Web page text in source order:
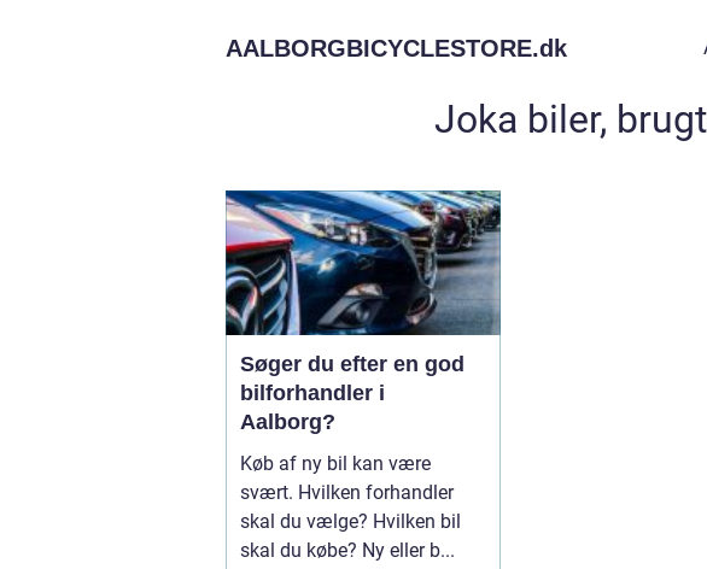
AALBORGBICYCLESTORE.dk
Joka biler,
Søger du efter en god
bilforhandler i
Aalborg?
Køb af ny bil kan være
svært. Hvilken forhandler
skal du vælge? Hvilken bil
skal du købe? Ny eller b...